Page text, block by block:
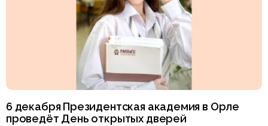
6 декабря Президентская академия в Орле
проведёт День открытых дверей